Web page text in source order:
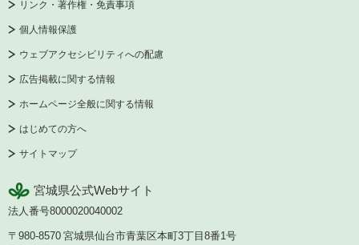
リンク・著作権・免責事項
個人情報保護
ウェブアクセシビリティへの配慮
広告掲載に関する情報
ホームページ全般に関する情報
はじめての方へ
サイトマップ
宮城県公式Webサイト
法人番号8000020040002
〒980-8570 宮城県仙台市青葉区本町3丁目8番1号